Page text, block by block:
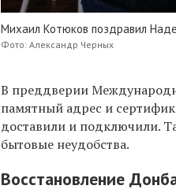
Михаил Котюков поздравил
Фото: Александр Черных
В преддверии
памятный адрес и
доставили и подключили.
бытовые неудобства.
Восстановление